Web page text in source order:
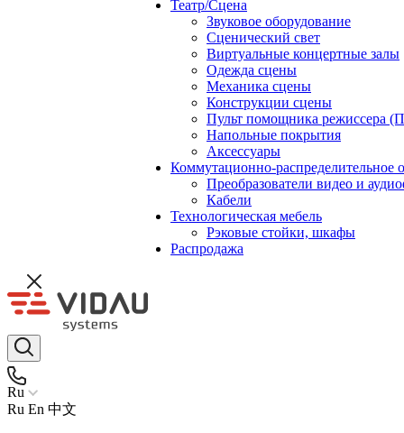
Театр/Сцена
Звуковое оборудование
Сценический свет
Виртуальные концертные залы
Одежда сцены
Механика сцены
Конструкции сцены
Пульт помощника режиссера
Напольные покрытия
Аксессуары
Коммутационно-распределительное
Преобразователи видео и
Кабели
Технологическая мебель
Рэковые стойки, шкафы
Распродажа
Ru
Ru En 中文